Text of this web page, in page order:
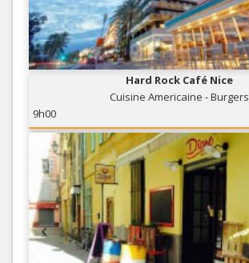
Hard Rock Café Nice
Cuisine Americaine - Burgers
9h00